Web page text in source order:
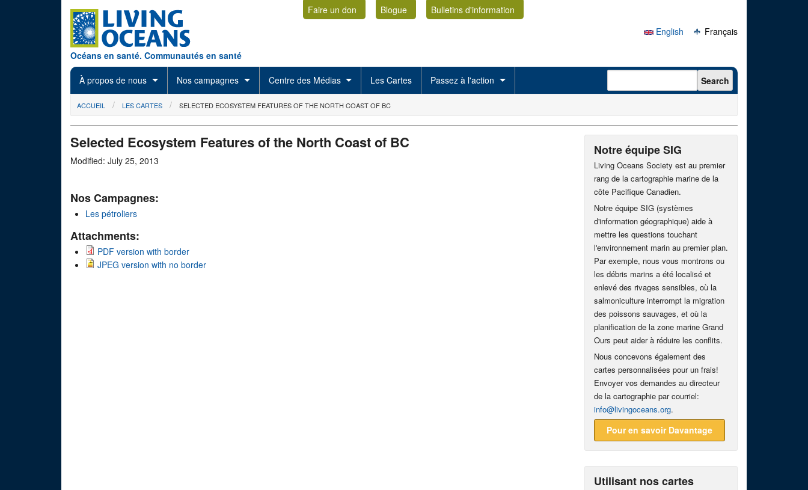
Océans en santé. Communautés en santé
Faire un don Blogue
Bulletins d'information
English
Français
À propos de nous Nos campagnes Centre des Médias Les Cartes Passez à l'action Search form Search
You are here
ACCUEIL LES CARTES SELECTED ECOSYSTEM FEATURES OF THE NORTH COAST OF BC
Selected Ecosystem Features of the North Coast of BC
Modified: July 25, 2013
Nos Campagnes:
Les pétroliers
Attachments:
PDF version with border
JPEG version with no border
Notre équipe SIG
Living Oceans Society est au premier
rang de la cartographie marine de la
côte Pacifique Canadien.
Notre équipe SIG (systèmes
d'information géographique) aide à
mettre les questions touchant
l'environnement marin au premier plan.
Par exemple, nous vous montrons ou
les débris marins a été localisé et
enlevé des rivages sensibles, où la
salmoniculture interrompt la migration
des poissons sauvages, et où la
planification de la zone marine Grand
Ours peut aider à réduire les conflits.
Nous concevons également des
cartes personnalisées pour un frais!
Envoyer vos demandes au directeur
de la cartographie par courriel:
info@livingoceans.org.
Pour en savoir Davantage
Utilisant nos cartes